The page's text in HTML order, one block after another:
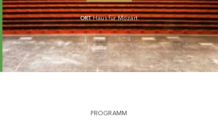
ORT Haus für Mozart
PROGRAMM